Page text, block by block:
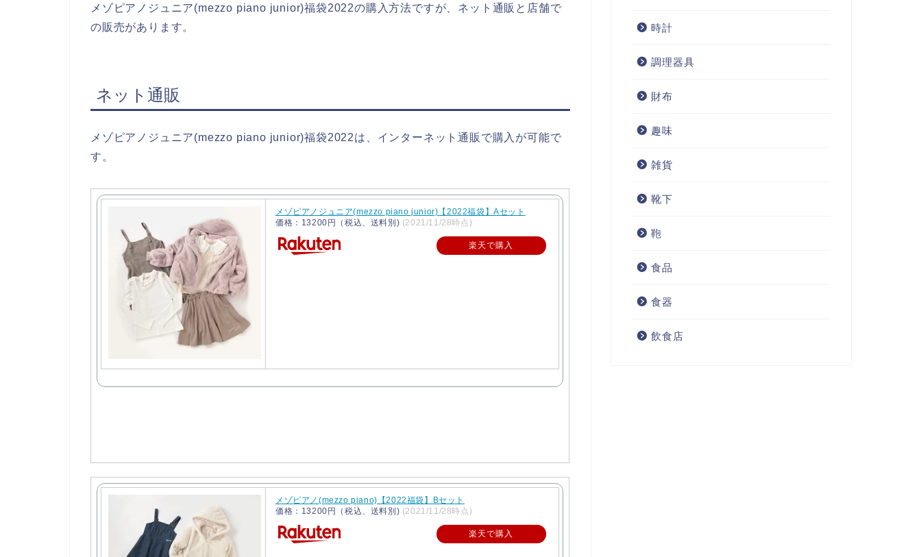
メゾピアノジュニア(mezzo piano junior)福袋2022の購入方法ですが、ネット通販と店舗で
の販売があります。
ネット通販
メゾピアノジュニア(mezzo piano junior)福袋2022は、インターネット通販で購入が可能で
す。
メゾピアノジュニア(mezzo piano junior)【2022福袋】Aセット
価格：13200円（税込、送料別) (2021/11/28時点)
楽天で購入
メゾピアノ(mezzo piano)【2022福袋】Bセット
価格：13200円（税込、送料別) (2021/11/28時点)
楽天で購入
時計
調理器具
財布
趣味
雑貨
靴下
鞄
食品
食器
飲食店